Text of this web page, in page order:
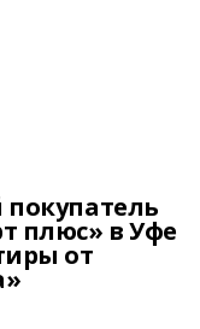
плюс» в Уфе
от